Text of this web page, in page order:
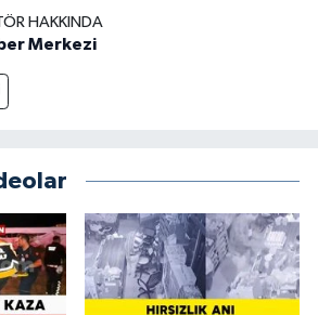
HAKKINDA
Merkezi